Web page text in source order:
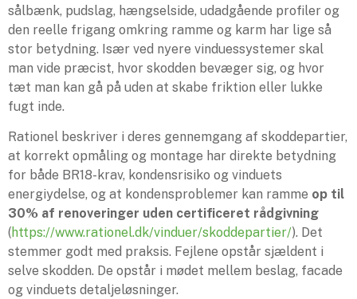
sålbænk, pudslag, hængselside, udadgående profiler og
den reelle frigang omkring ramme og karm har lige så
stor betydning. Især ved nyere vinduessystemer skal
man vide præcist, hvor skodden bevæger sig, og hvor
tæt man kan gå på uden at skabe friktion eller lukke
fugt inde.
Rationel beskriver i deres gennemgang af skoddepartier,
at korrekt opmåling og montage har direkte betydning
for både BR18-krav, kondensrisiko og vinduets
energiydelse, og at kondensproblemer kan ramme op til
30% af renoveringer uden certificeret rådgivning
(https://www.rationel.dk/vinduer/skoddepartier/). Det
stemmer godt med praksis. Fejlene opstår sjældent i
selve skodden. De opstår i mødet mellem beslag, facade
og vinduets detaljeløsninger.